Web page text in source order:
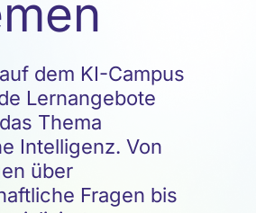
dem KI-Campus
Lernangebote
Thema
Intelligenz. Von
über
Fragen bis